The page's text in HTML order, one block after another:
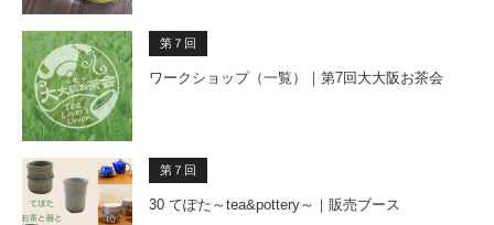
第７回
ワークショップ（一覧）｜第7回大大阪お茶会
第７回
30 てぽた～tea&pottery～｜販売ブース